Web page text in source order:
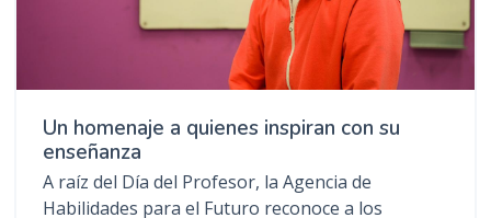
Un homenaje a quienes inspiran con su
enseñanza
A raíz del Día del Profesor, la Agencia de
Habilidades para el Futuro reconoce a los